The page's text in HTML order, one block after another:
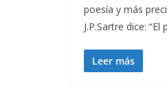
poesía y más
J.P.Sartre dice:
Leer más